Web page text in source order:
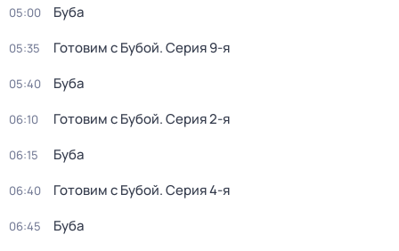
05:00 Буба
05:35 Готовим с Бубой. Серия 9-я
05:40 Буба
06:10 Готовим с Бубой. Серия 2-я
06:15 Буба
06:40 Готовим с Бубой. Серия 4-я
06:45 Буба